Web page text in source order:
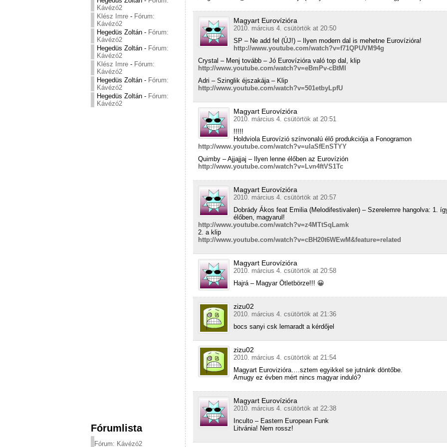
Kávézó2
Klész Imre - Fórum:
Kávézó2
Hegedüs Zoltán - Fórum:
Kávézó2
Hegedüs Zoltán - Fórum:
Kávézó2
Klész Imre - Fórum:
Kávézó2
Hegedüs Zoltán - Fórum:
Kávézó2
Hegedüs Zoltán - Fórum:
Kávézó2
Fórumlista
Fórum: Kávézó2
Magyart Eurovízióra
2010. március 4. csütörtök at 20:50
SP – Ne add fel (ÚJ!) – Ilyen modern dal is mehetne Eurovízióra!
http://www.youtube.com/watch?v=f71QPUVM94g
Crystal – Menj tovább – Jó Eurovízióra való top dal, klip
http://www.youtube.com/watch?v=eBmPv-cBtMI
Adri – Szinglik éjszakája – Klip
http://www.youtube.com/watch?v=501etbyLpfU
Magyart Eurovízióra
2010. március 4. csütörtök at 20:51
!!!!!
Holdviola Eurovízió színvonalú élő produkciója a Fonogramon
http://www.youtube.com/watch?v=uIaSfEnSTYY
Quimby – Ajjajjaj – Ilyen lenne élőben az Eurovízión
http://www.youtube.com/watch?v=Lvn4ftVS1Tc
Magyart Eurovízióra
2010. március 4. csütörtök at 20:57
Dobrády Ákos feat Emilia (Melodifestivalen) – Szerelemre hangolva: 1.
élőben, magyarul!
http://www.youtube.com/watch?v=z4MTtSqLamk
2. a klip
http://www.youtube.com/watch?v=cBH20t6WEwM&feature=related
Magyart Eurovízióra
2010. március 4. csütörtök at 20:58
Hajrá – Magyar Ötletbörze!!! 😀
zizu02
2010. március 4. csütörtök at 21:36
bocs sanyi csk lemaradt a kérdőjel
zizu02
2010. március 4. csütörtök at 21:54
Magyart Eurovizióra….sztem egyikkel se jutnánk döntőbe.
Amugy ez évben mért nincs magyar induló?
Magyart Eurovízióra
2010. március 4. csütörtök at 22:38
Inculto – Eastern European Funk
Litvánia! Nem rossz!